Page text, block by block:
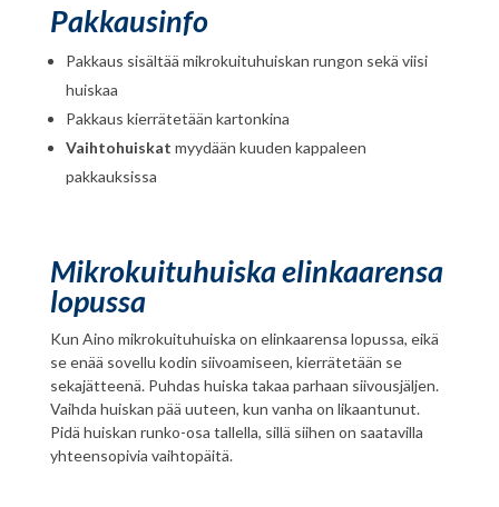
Pakkausinfo
Pakkaus sisältää mikrokuituhuiskan rungon sekä viisi
huiskaa
Pakkaus kierrätetään kartonkina
Vaihtohuiskat myydään kuuden kappaleen
pakkauksissa
Mikrokuituhuiska elinkaarensa
lopussa
Kun Aino mikrokuituhuiska on elinkaarensa lopussa, eikä
se enää sovellu kodin siivoamiseen, kierrätetään se
sekajätteenä. Puhdas huiska takaa parhaan siivousjäljen.
Vaihda huiskan pää uuteen, kun vanha on likaantunut.
Pidä huiskan runko-osa tallella, sillä siihen on saatavilla
yhteensopivia vaihtopäitä.